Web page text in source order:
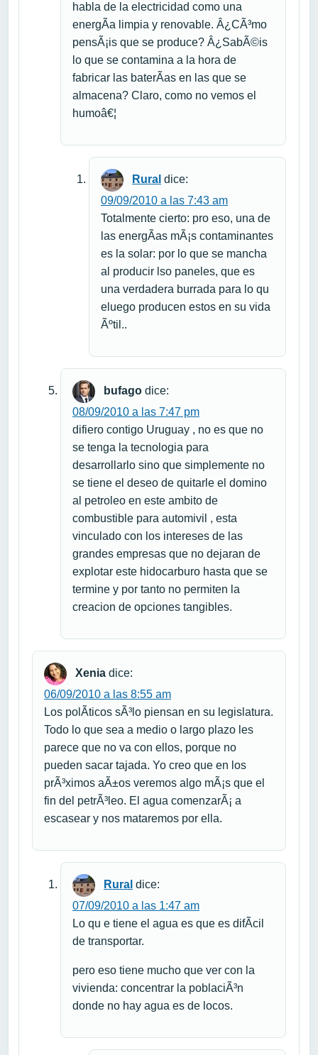
habla de la electricidad como una
energÃ­a limpia y renovable. Â¿CÃ³mo
pensÃ¡is que se produce? Â¿SabÃ©is
lo que se contamina a la hora de
fabricar las baterÃ­as en las que se
almacena? Claro, como no vemos el
humoâ€¦
Rural dice:
09/09/2010 a las 7:43 am
Totalmente cierto: pro eso, una de
las energÃ­as mÃ¡s contaminantes
es la solar: por lo que se mancha
al producir lso paneles, que es
una verdadera burrada para lo qu
eluego producen estos en su vida
Ãºtil..
bufago dice:
08/09/2010 a las 7:47 pm
difiero contigo Uruguay , no es que no
se tenga la tecnologia para
desarrollarlo sino que simplemente no
se tiene el deseo de quitarle el domino
al petroleo en este ambito de
combustible para automivil , esta
vinculado con los intereses de las
grandes empresas que no dejaran de
explotar este hidocarburo hasta que se
termine y por tanto no permiten la
creacion de opciones tangibles.
Xenia dice:
06/09/2010 a las 8:55 am
Los polÃ­ticos sÃ³lo piensan en su legislatura.
Todo lo que sea a medio o largo plazo les
parece que no va con ellos, porque no
pueden sacar tajada. Yo creo que en los
prÃ³ximos aÃ±os veremos algo mÃ¡s que el
fin del petrÃ³leo. El agua comenzarÃ¡ a
escasear y nos mataremos por ella.
Rural dice:
07/09/2010 a las 1:47 am
Lo qu e tiene el agua es que es difÃ­cil
de transportar.
pero eso tiene mucho que ver con la
vivienda: concentrar la poblaciÃ³n
donde no hay agua es de locos.